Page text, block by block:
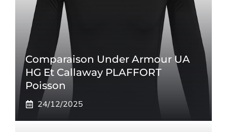
Comparaison Under Armour UA
HG Et Callaway PLAFFORT
Poisson
24/12/2025